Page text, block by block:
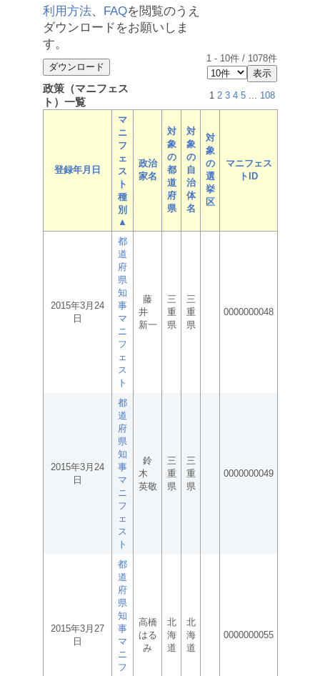
利用方法、 FAQを閲覧のうえ
ダウンロードをお願いしま
す。
1 - 10件 / 1078件
政策（マニフェス
ト）一覧
1 2 3 4 5 ... 108
登録年月日
マ
ニ
フ
ェ
ス
ト
種
別
▲
政治
家名
対
象
の
都
道
府
県
対
象
の
自
治
体
名
対
象
の
選
挙
区
マニフェス
トID
2015年3月24
日
都
道
府
県
知
事
マ
ニ
フ
ェ
ス
ト
藤
井
新一
三
重
県
三
重
県
0000000048
2015年3月24
日
都
道
府
県
知
事
マ
ニ
フ
ェ
ス
ト
鈴
木
英敬
三
重
県
三
重
県
0000000049
2015年3月27
日
都
道
府
県
知
事
マ
ニ
フ
高橋
はる
み
北
海
道
北
海
道
0000000055